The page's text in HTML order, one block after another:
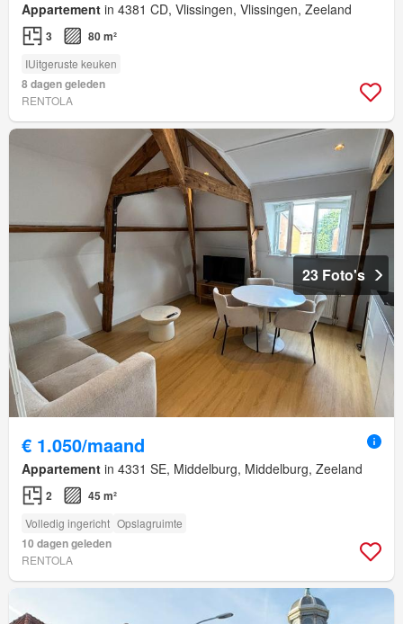
Appartement in 4381 CD, Vlissingen, Vlissingen, Zeeland
3 80 m²
IUitgeruste keuken
8 dagen geleden
RENTOLA
23 Foto's
€ 1.050/maand
Appartement in 4331 SE, Middelburg, Middelburg, Zeeland
2 45 m²
Volledig ingericht Opslagruimte
10 dagen geleden
RENTOLA